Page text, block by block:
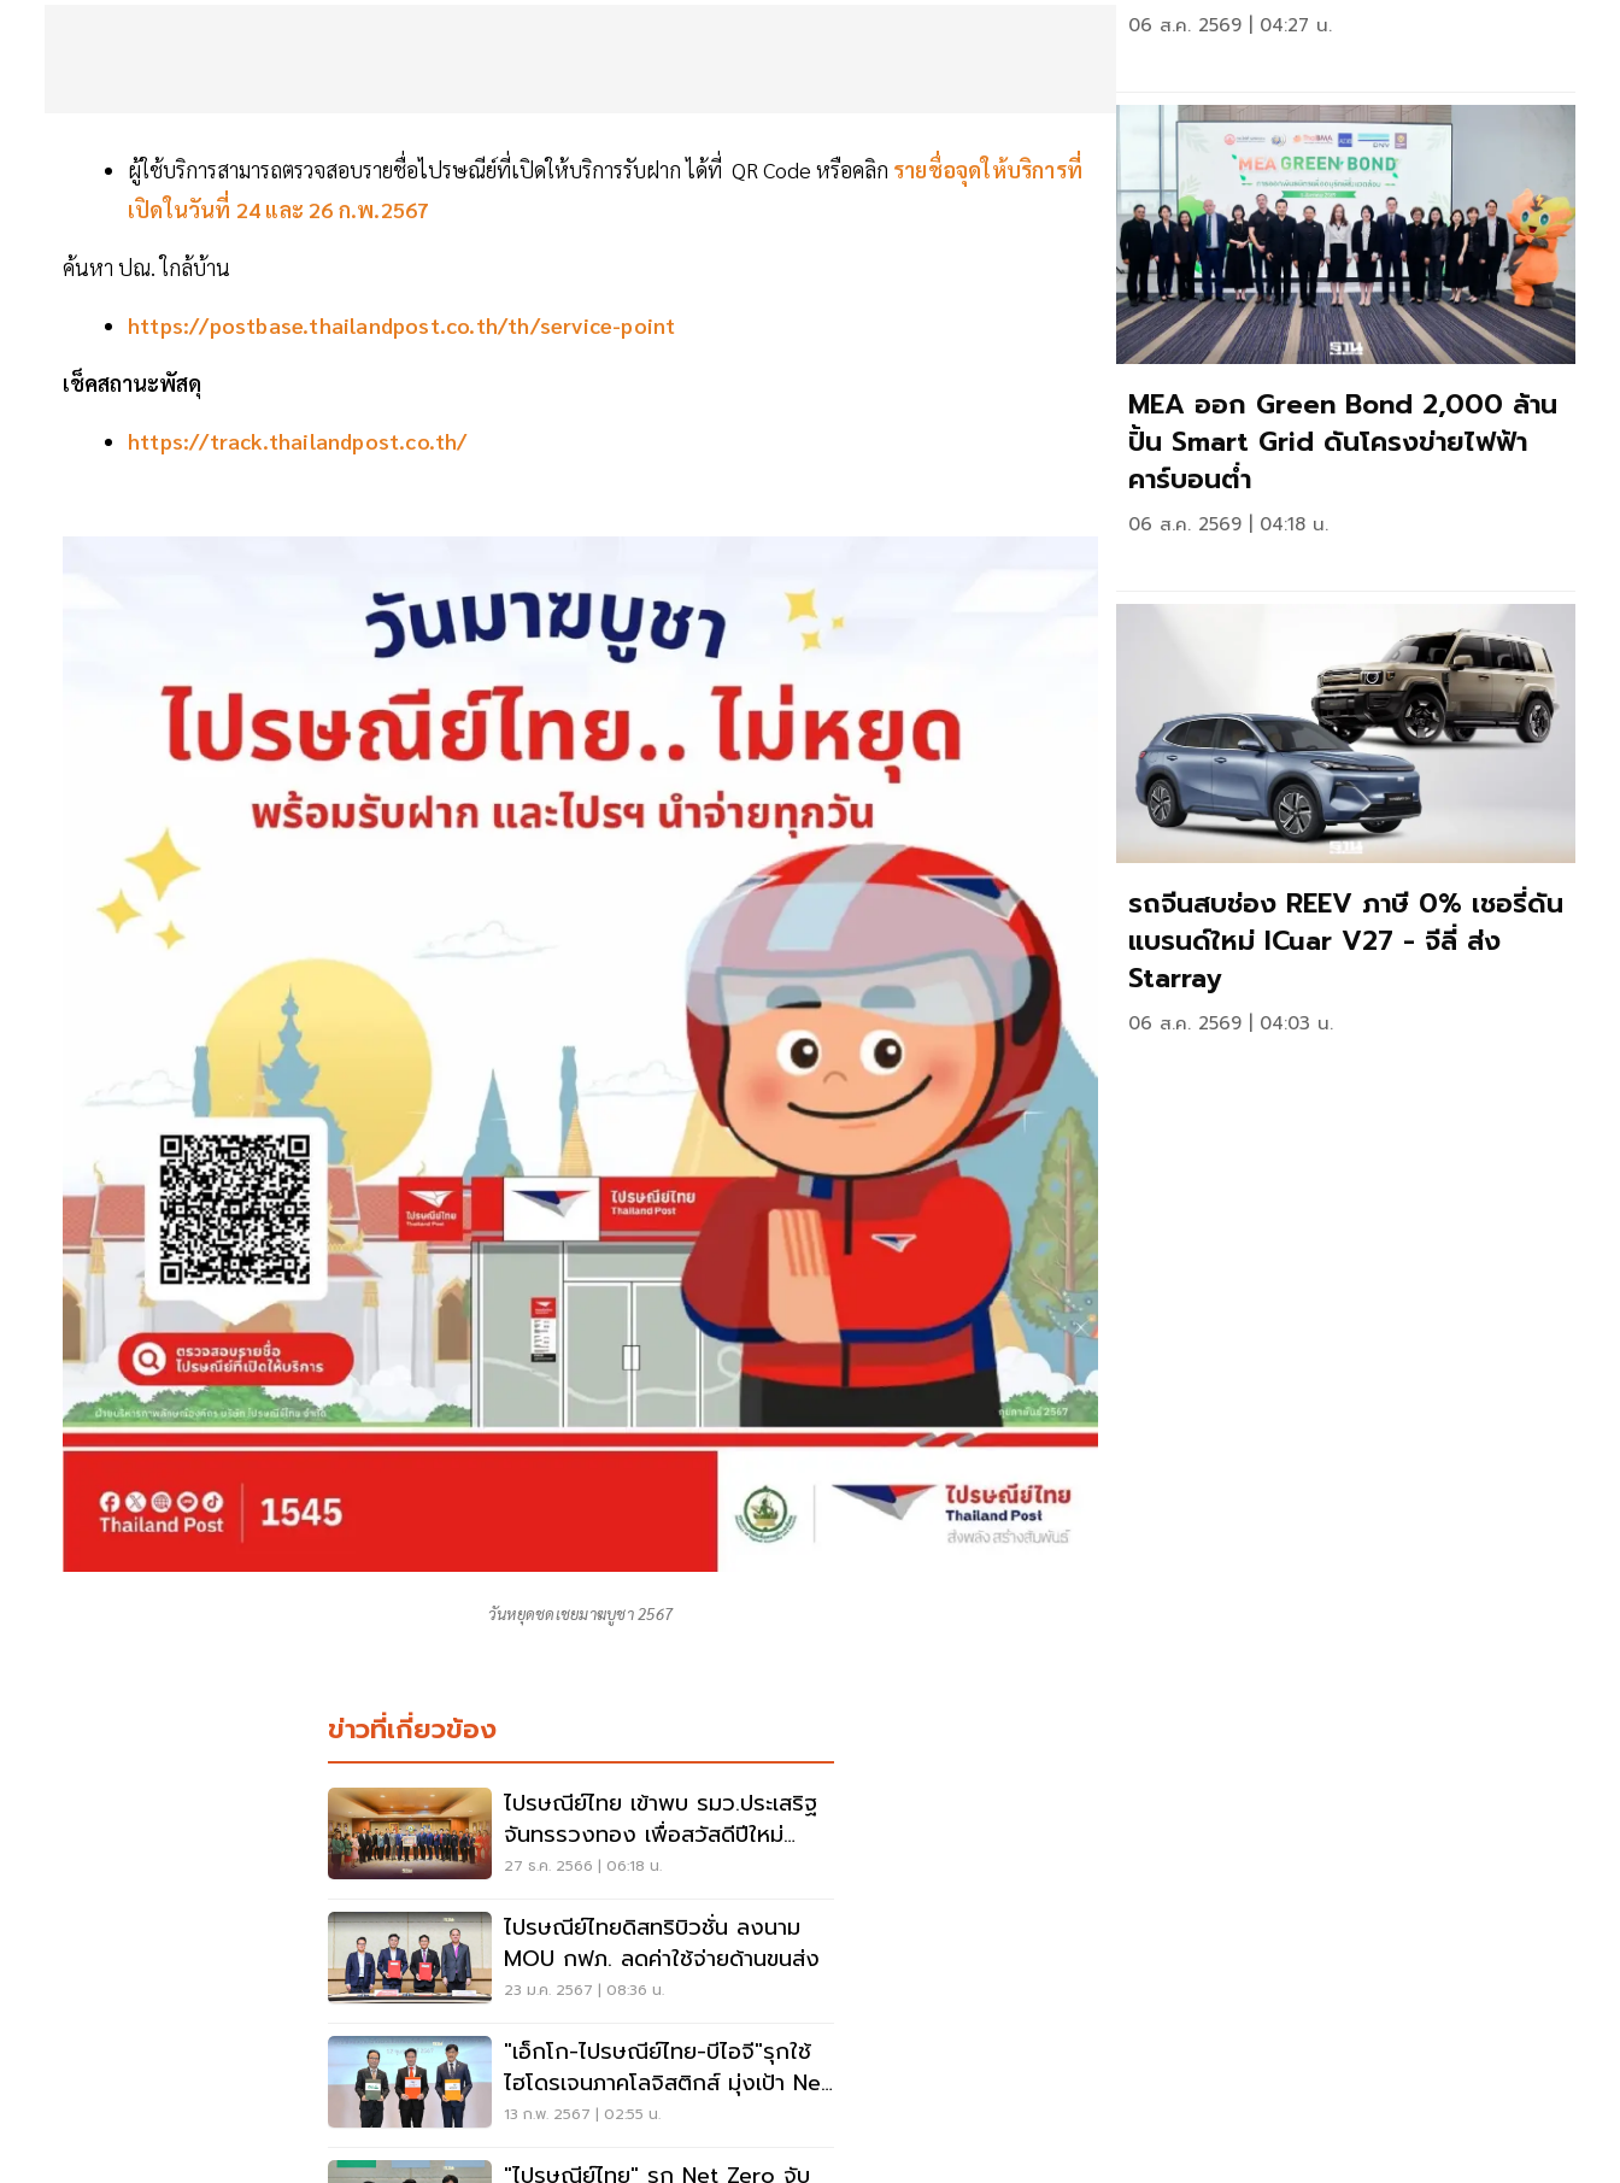
ผู้ใช้บริการสามารถตรวจสอบรายชื่อไปรษณีย์ที่เปิดให้บริการรับฝาก ได้ที่ QR Code หรือคลิก รายชื่อจุดให้บริการที่
เปิดในวันที่ 24 และ 26 ก.พ.2567
ค้นหา ปณ. ใกล้บ้าน
https://postbase.thailandpost.co.th/th/service-point
เช็คสถานะพัสด
https://track.thailandpost.co.th/
วันหยุดชดเชยมาฆบูชา 2567
ข่าวที่เกี่ยวข้อง
ไปรษณีย์ไทย เข้าพบ รมว.ประเสริฐ
จันทรรวงทอง เพื่อสวัสดีปีใหม่
2567
27 ธ.ค. 2566 | 06:18 น.
ไปรษณีย์ไทยดิสทริบิวชั่น ลงนาม
MOU กฟภ. ลดค่าใช้จ่ายด้านขนส่ง
23 ม.ค. 2567 | 08:36 น.
"เอ็กโก-ไปรษณีย์ไทย-บีไอจี"รุกใช้
ไฮโดรเจนภาคโลจิสติกส์ มุ่งเป้า Net
Zero
13 ก.พ. 2567 | 02:55 น.
"ไปรษณีย์ไทย" รุก Net Zero จับ
06 ส.ค. 2569 | 04:27 น.
MEA ออก Green Bond 2,000 ล้าน
ปั้น Smart Grid ดันโครงข่ายไฟฟ้า
คาร์บอนต่ำ
06 ส.ค. 2569 | 04:18 น.
รถจีนสบช่อง REEV ภาษี 0% เชอรี่ดัน
แบรนด์ใหม่ ICuar V27 - จีลี่ ส่ง
Starray
06 ส.ค. 2569 | 04:03 น.